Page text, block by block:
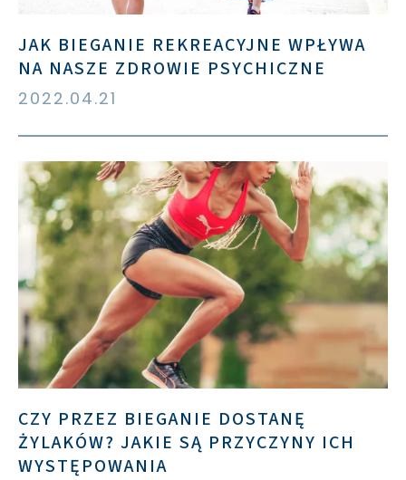
JAK BIEGANIE REKREACYJNE WPŁYWA
NA NASZE ZDROWIE PSYCHICZNE
2022.04.21
CZY PRZEZ BIEGANIE DOSTANĘ
ŻYLAKÓW? JAKIE SĄ PRZYCZYNY ICH
WYSTĘPOWANIA